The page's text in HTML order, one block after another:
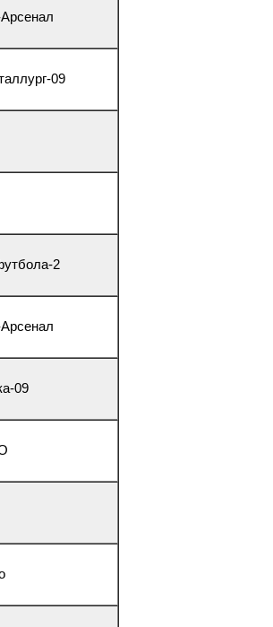
09
2
09